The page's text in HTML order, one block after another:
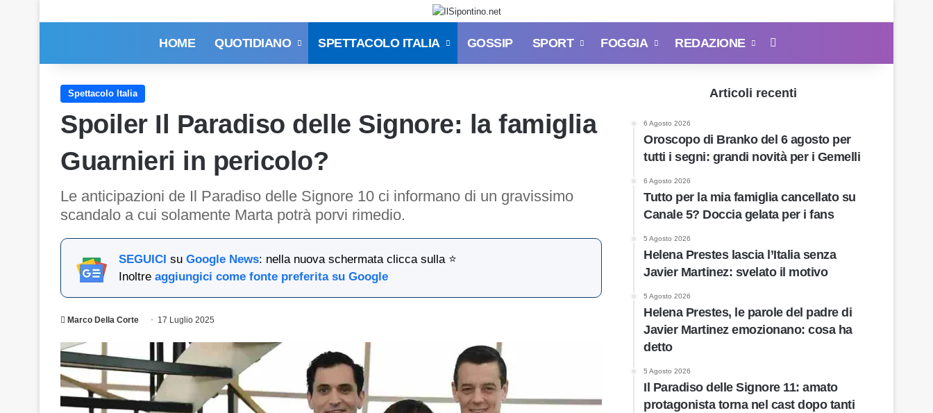
HOME QUOTIDIANO SPETTACOLO ITALIA GOSSIP SPORT FOGGIA REDAZIONE
Spettacolo Italia
Spoiler Il Paradiso delle Signore: la famiglia
Guarnieri in pericolo?
Le anticipazioni de Il Paradiso delle Signore 10 ci informano di un gravissimo
scandalo a cui solamente Marta potrà porvi rimedio.
SEGUICI su Google News: nella nuova schermata clicca sulla ⭐
Inoltre aggiungici come fonte preferita su Google
Marco Della Corte 17 Luglio 2025
Articoli recenti
6 Agosto 2026
Oroscopo di Branko del 6 agosto per
tutti i segni: grandi novità per i Gemelli
6 Agosto 2026
Tutto per la mia famiglia cancellato su
Canale 5? Doccia gelata per i fans
5 Agosto 2026
Helena Prestes lascia l’Italia senza
Javier Martinez: svelato il motivo
5 Agosto 2026
Helena Prestes, le parole del padre di
Javier Martinez emozionano: cosa ha
detto
5 Agosto 2026
Il Paradiso delle Signore 11: amato
protagonista torna nel cast dopo tanti